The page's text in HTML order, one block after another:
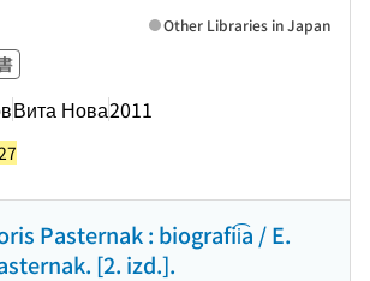
Вита Нова2011
Other Libraries in Japan
Pasternak : biografii͡a / E.
[2. izd.].